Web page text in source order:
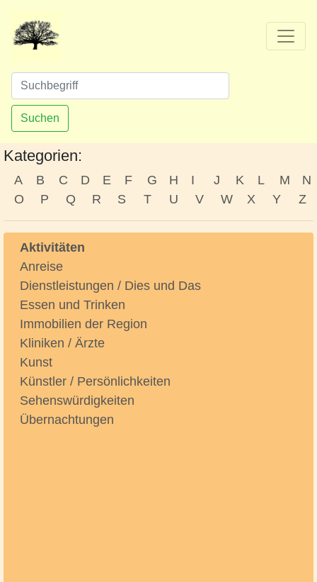
Suchen
Kategorien:
A B C D E F G H I J K L M
N
O
P Q R S T U V W X Y Z
Aktivitäten
Anreise
Dienstleistungen / Dies und Das
Essen und Trinken
Immobilien der Region
Kliniken / Ärzte
Kunst
Künstler / Persönlichkeiten
Sehenswürdigkeiten
Übernachtungen